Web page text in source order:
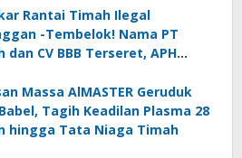
Rantai Timah Ilegal
-Tembelok! Nama PT
dan CV BBB Terseret, APH
Massa AlMASTER Geruduk
Tagih Keadilan Plasma 28
hingga Tata Niaga Timah